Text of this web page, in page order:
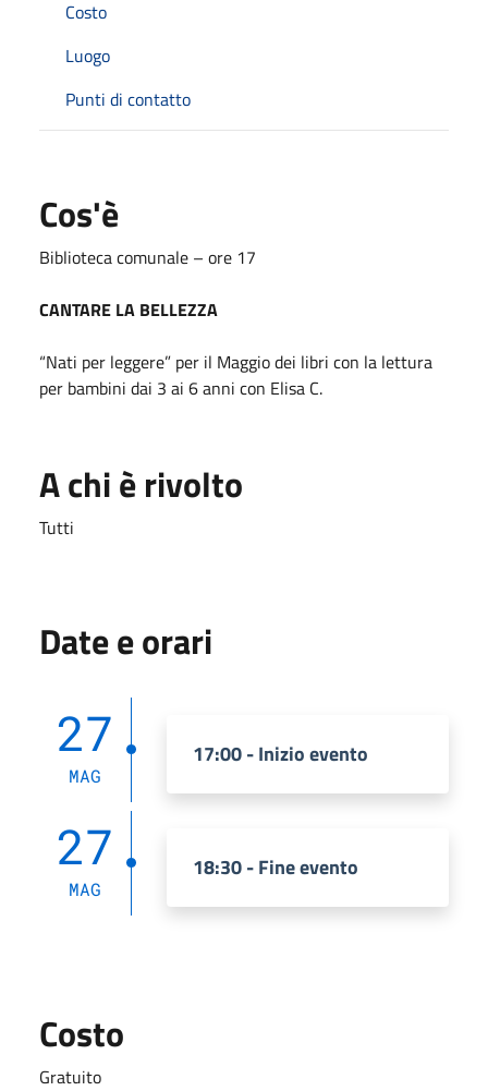
Costo
Luogo
Punti di contatto
Cos'è
Biblioteca comunale – ore 17
CANTARE LA BELLEZZA
“Nati per leggere” per il Maggio dei libri con la lettura
per bambini dai 3 ai 6 anni con Elisa C.
A chi è rivolto
Tutti
Date e orari
27
MAG
17:00 - Inizio evento
27
MAG
18:30 - Fine evento
Costo
Gratuito